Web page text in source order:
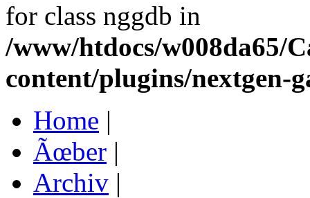
for class nggdb in
/www/htdocs/w008da65/
content/plugins/nextgen-
Home |
Ãœber |
Archiv |